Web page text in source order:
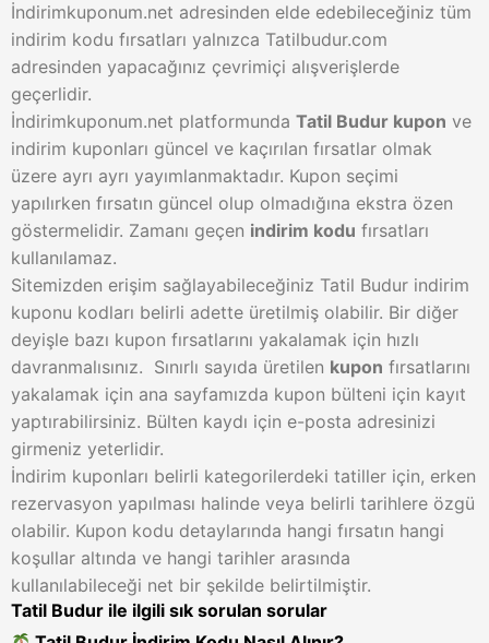
İndirimkuponum.net adresinden elde edebileceğiniz tüm
indirim kodu fırsatları yalnızca Tatilbudur.com
adresinden yapacağınız çevrimiçi alışverişlerde
geçerlidir.
İndirimkuponum.net platformunda Tatil Budur kupon ve
indirim kuponları güncel ve kaçırılan fırsatlar olmak
üzere ayrı ayrı yayımlanmaktadır. Kupon seçimi
yapılırken fırsatın güncel olup olmadığına ekstra özen
göstermelidir. Zamanı geçen indirim kodu fırsatları
kullanılamaz.
Sitemizden erişim sağlayabileceğiniz Tatil Budur indirim
kuponu kodları belirli adette üretilmiş olabilir. Bir diğer
deyişle bazı kupon fırsatlarını yakalamak için hızlı
davranmalısınız. Sınırlı sayıda üretilen kupon fırsatlarını
yakalamak için ana sayfamızda kupon bülteni için kayıt
yaptırabilirsiniz. Bülten kaydı için e-posta adresinizi
girmeniz yeterlidir.
İndirim kuponları belirli kategorilerdeki tatiller için, erken
rezervasyon yapılması halinde veya belirli tarihlere özgü
olabilir. Kupon kodu detaylarında hangi fırsatın hangi
koşullar altında ve hangi tarihler arasında
kullanılabileceği net bir şekilde belirtilmiştir.
Tatil Budur ile ilgili sık sorulan sorular